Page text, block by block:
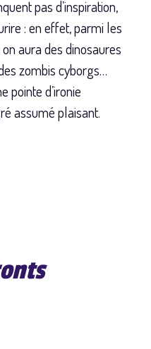
pas d’inspiration,
: en effet, parmi les
aura des dinosaures
zombis cyborgs…
pointe d’ironie
assumé plaisant.